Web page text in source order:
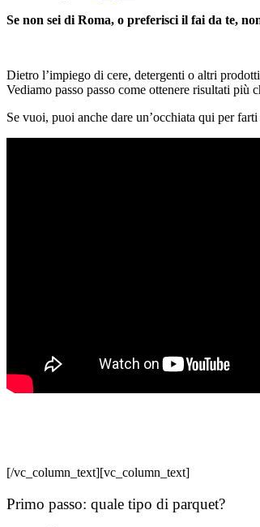
Se non sei di Roma, o preferisci il fai da te,
Dietro l’impiego di cere, detergenti o altri
Vediamo passo passo come ottenere risultati più
Se vuoi, puoi anche dare un’occhiata qui per
[/vc_column_text][vc_column_text]
Primo passo: quale tipo di parquet?